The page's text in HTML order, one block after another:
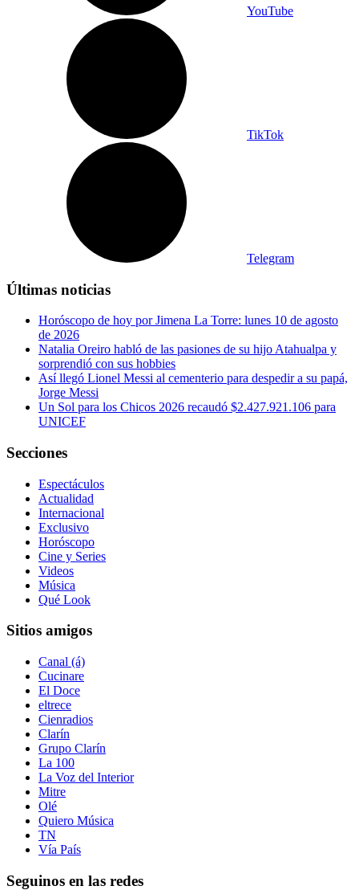
YouTube
TikTok
Telegram
Últimas noticias
Horóscopo de hoy por Jimena La Torre: lunes 10 de agosto
de 2026
Natalia Oreiro habló de las pasiones de su hijo Atahualpa y
sorprendió con sus hobbies
Así llegó Lionel Messi al cementerio para despedir a su papá,
Jorge Messi
Un Sol para los Chicos 2026 recaudó $2.427.921.106 para
UNICEF
Secciones
Espectáculos
Actualidad
Internacional
Exclusivo
Horóscopo
Cine y Series
Videos
Música
Qué Look
Sitios amigos
Canal (á)
Cucinare
El Doce
eltrece
Cienradios
Clarín
Grupo Clarín
La 100
La Voz del Interior
Mitre
Olé
Quiero Música
TN
Vía País
Seguinos en las redes